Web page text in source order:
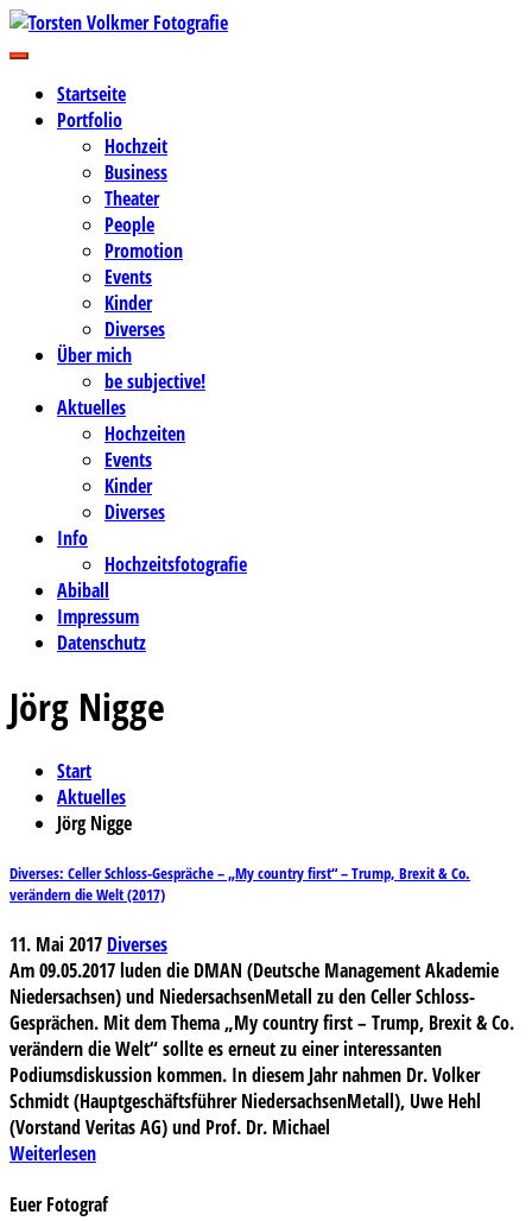
Zum
Inhalt
Torsten Volkmer Fotografie
Business-, Portrait- und Hochzeitsfotografie
Startseite
Portfolio
Hochzeit
Business
Theater
People
Promotion
Events
Kinder
Diverses
Über mich
be subjective!
Aktuelles
Hochzeiten
Events
Kinder
Diverses
Info
Hochzeitsfotografie
Abiball
Impressum
Datenschutz
Jörg Nigge
Start
Aktuelles
Jörg Nigge
Diverses: Celler Schloss-Gespräche – „My country first“ – Trump, Brexit & Co.
verändern die Welt (2017)
11. Mai 2017 Diverses
Am 09.05.2017 luden die DMAN (Deutsche Management Akademie
Niedersachsen) und NiedersachsenMetall zu den Celler Schloss-
Gesprächen. Mit dem Thema „My country first – Trump, Brexit & Co.
verändern die Welt“ sollte es erneut zu einer interessanten
Podiumsdiskussion kommen. In diesem Jahr nahmen Dr. Volker
Schmidt (Hauptgeschäftsführer NiedersachsenMetall), Uwe Hehl
(Vorstand Veritas AG) und Prof. Dr. Michael
Weiterlesen
Euer Fotograf